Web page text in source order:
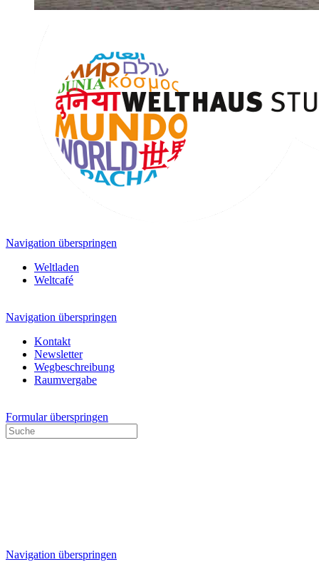
Navigation überspringen
Weltladen
Weltcafé
Navigation überspringen
Kontakt
Newsletter
Wegbeschreibung
Raumvergabe
Formular überspringen
Navigation überspringen